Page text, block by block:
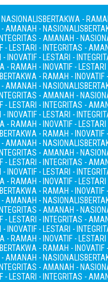
BERTAKWA -
- AMANAH - NASIONALIS
- AMANAH -
- LESTARI - INTEGRITAS -
- INOVATIF - LESTARI -
- RAMAH - INOVATIF -
BERTAKWA - RAMAH -
- AMANAH - NASIONALIS
- AMANAH -
- LESTARI - INTEGRITAS -
- INOVATIF - LESTARI -
- RAMAH - INOVATIF -
BERTAKWA - RAMAH -
- AMANAH - NASIONALIS
- AMANAH -
- LESTARI - INTEGRITAS -
- INOVATIF - LESTARI -
- RAMAH - INOVATIF -
BERTAKWA - RAMAH -
- AMANAH - NASIONALIS
- AMANAH -
- LESTARI - INTEGRITAS -
- INOVATIF - LESTARI -
- RAMAH - INOVATIF -
BERTAKWA - RAMAH -
- AMANAH - NASIONALIS
- AMANAH -
- LESTARI - INTEGRITAS -